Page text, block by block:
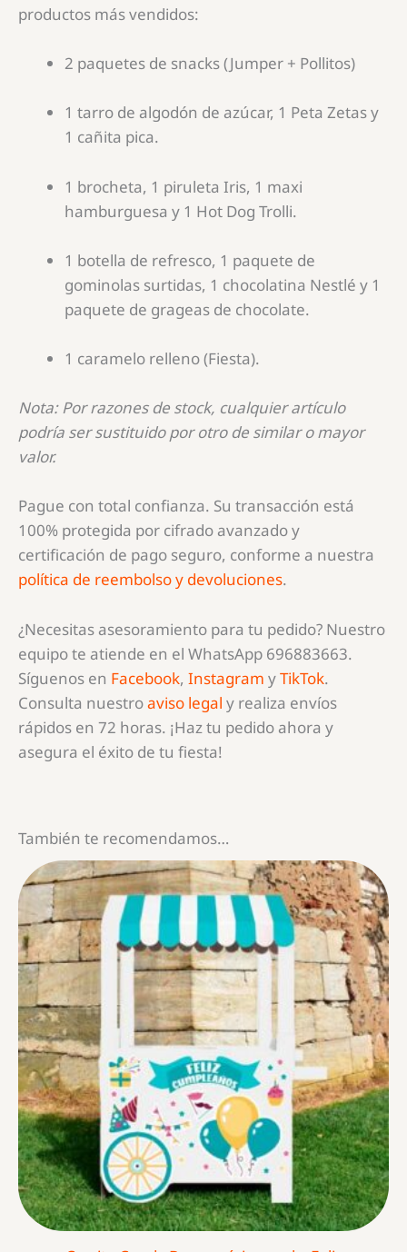
productos más vendidos:
2 paquetes de snacks (Jumper + Pollitos)
1 tarro de algodón de azúcar, 1 Peta Zetas y
1 cañita pica.
1 brocheta, 1 piruleta Iris, 1 maxi
hamburguesa y 1 Hot Dog Trolli.
1 botella de refresco, 1 paquete de
gominolas surtidas, 1 chocolatina Nestlé y 1
paquete de grageas de chocolate.
1 caramelo relleno (Fiesta).
Nota: Por razones de stock, cualquier artículo
podría ser sustituido por otro de similar o mayor
valor.
Pague con total confianza. Su transacción está
100% protegida por cifrado avanzado y
certificación de pago seguro, conforme a nuestra
política de reembolso y devoluciones.
¿Necesitas asesoramiento para tu pedido? Nuestro
equipo te atiende en el WhatsApp 696883663.
Síguenos en Facebook, Instagram yTikTok.
Consulta nuestroaviso legal y realiza envíos
rápidos en 72 horas. ¡Haz tu pedido ahora y
asegura el éxito de tu fiesta!
También te recomendamos…